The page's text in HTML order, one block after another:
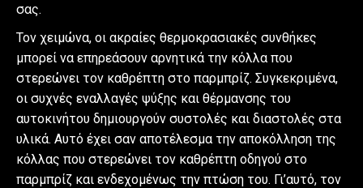
σας.
Τον χειμώνα, οι ακραίες θερμοκρασιακές συνθήκες
μπορεί να επηρεάσουν αρνητικά την κόλλα που
στερεώνει τον καθρέπτη στο παρμπρίζ. Συγκεκριμένα,
οι συχνές εναλλαγές ψύξης και θέρμανσης του
αυτοκινήτου δημιουργούν συστολές και διαστολές στα
υλικά. Αυτό έχει σαν αποτέλεσμα την αποκόλληση της
κόλλας που στερεώνει τον καθρέπτη οδηγού στο
παρμπρίζ και ενδεχομένως την πτώση του. Γι’αυτό, τον